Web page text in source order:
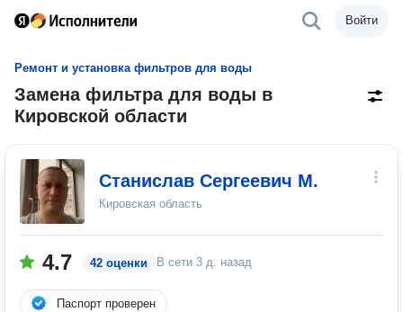
Войти
Ремонт и установка фильтров для воды
Замена фильтра для воды в
Кировской области
Станислав Сергеевич М.
Кировская область
4.7 42 оценки В сети 3 д. назад
Паспорт проверен